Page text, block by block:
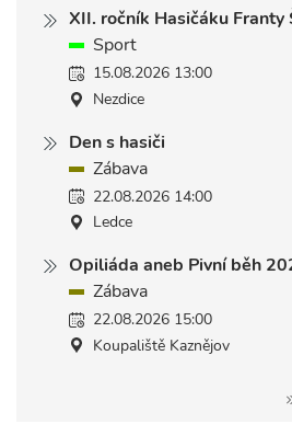
XII. ročník Hasičáku Franty
Sport
15.08.2026 13:00
Nezdice
Den s hasiči
Zábava
22.08.2026 14:00
Ledce
Opiliáda aneb Pivní běh
Zábava
22.08.2026 15:00
Koupaliště Kaznějov